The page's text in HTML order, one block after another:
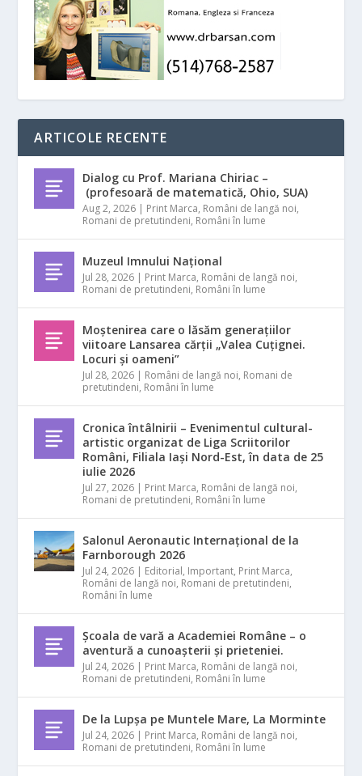
ARTICOLE RECENTE
Dialog cu Prof. Mariana Chiriac –
(profesoară de matematică, Ohio, SUA)
Aug 2, 2026 | Print Marca, Români de langă noi,
Romani de pretutindeni, Români în lume
Muzeul Imnului Național
Jul 28, 2026 | Print Marca, Români de langă noi,
Romani de pretutindeni, Români în lume
Moștenirea care o lăsăm generațiilor
viitoare Lansarea cărții „Valea Cuțignei.
Locuri și oameni”
Jul 28, 2026 | Români de langă noi, Romani de
pretutindeni, Români în lume
Cronica întâlnirii – Evenimentul cultural-
artistic organizat de Liga Scriitorilor
Români, Filiala Iași Nord-Est, în data de 25
iulie 2026
Jul 27, 2026 | Print Marca, Români de langă noi,
Romani de pretutindeni, Români în lume
Salonul Aeronautic Internațional de la
Farnborough 2026
Jul 24, 2026 | Editorial, Important, Print Marca,
Români de langă noi, Romani de pretutindeni,
Români în lume
Școala de vară a Academiei Române – o
aventură a cunoașterii și prieteniei.
Jul 24, 2026 | Print Marca, Români de langă noi,
Romani de pretutindeni, Români în lume
De la Lupșa pe Muntele Mare, La Morminte
Jul 24, 2026 | Print Marca, Români de langă noi,
Romani de pretutindeni, Români în lume